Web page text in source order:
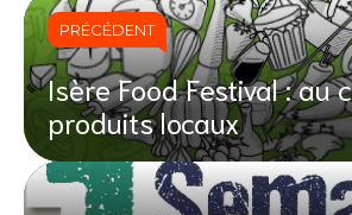
PRÉCÉDENT
Isère Food Festival : au
produits locaux